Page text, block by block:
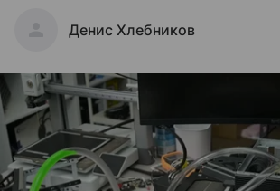
Денис Хлебников